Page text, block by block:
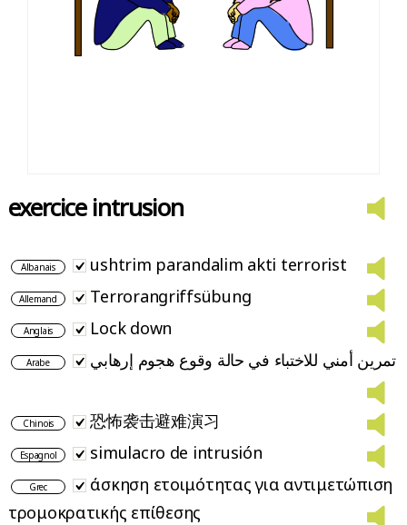
exercice intrusion
Albanais ushtrim parandalim akti terrorist
Allemand Terrorangriffsübung
Anglais Lock down
Arabe تمرين أمني للاختباء في حالة وقوع هجوم إرهابي
Chinois 恐怖袭击避难演习
Espagnol simulacro de intrusión
Grec
άσκηση ετοιμότητας για αντιμετώπιση
τρομοκρατικής επίθεσης